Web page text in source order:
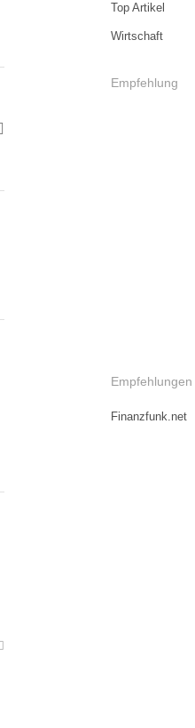
Top Artikel
Wirtschaft
Empfehlung
Empfehlungen
Finanzfunk.net